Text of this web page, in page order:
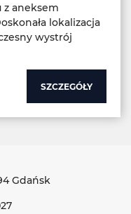
z aneksem
lokalizacja
wystrój
SZCZEGÓŁY
Gdańsk